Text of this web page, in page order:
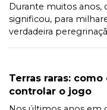
Durante muitos anos,
significou, para
verdadeira
Terras raras:
controlar o jogo